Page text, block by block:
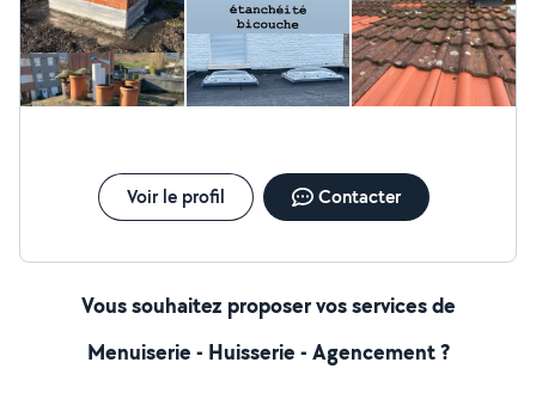
Je l'ai attendu toute la soirée, j'ai envoyé des messages comme
quoi je l'attendais, plus de son, ne réponds plus aux messages.
Fais le mort depuis. Pas de nouvelles, ni d'excuses. Je
deconseille! Il a mis en retard l'avancée de mes travaux
extérieurs .
Voir le profil Contacter
Vous souhaitez proposer vos services de
Menuiserie - Huisserie - Agencement ?